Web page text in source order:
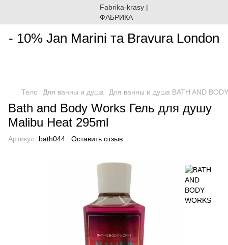
- 10% Jan Marini та Bravura London
Тело Для ванны и душа Для ванны и душа BATH AND
Bath and Body Works Гель для душу
Malibu Heat 295ml
Артикул: bath044 Оставить отзыв